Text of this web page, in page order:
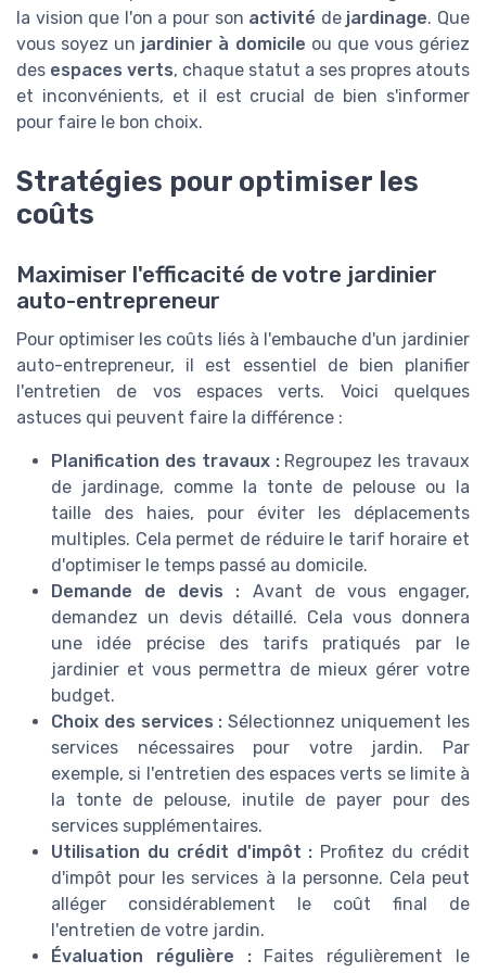
la vision que l'on a pour son activité de jardinage. Que
vous soyez un jardinier à domicile ou que vous gériez
des espaces verts, chaque statut a ses propres atouts
et inconvénients, et il est crucial de bien s'informer
pour faire le bon choix.
Stratégies pour optimiser les
coûts
Maximiser l'efficacité de votre jardinier
auto-entrepreneur
Pour optimiser les coûts liés à l'embauche d'un jardinier
auto-entrepreneur, il est essentiel de bien planifier
l'entretien de vos espaces verts. Voici quelques
astuces qui peuvent faire la différence :
Planification des travaux :Regroupez les travaux
de jardinage, comme la tonte de pelouse ou la
taille des haies, pour éviter les déplacements
multiples. Cela permet de réduire le tarif horaire et
d'optimiser le temps passé au domicile.
Demande de devis : Avant de vous engager,
demandez un devis détaillé. Cela vous donnera
une idée précise des tarifs pratiqués par le
jardinier et vous permettra de mieux gérer votre
budget.
Choix des services : Sélectionnez uniquement les
services nécessaires pour votre jardin. Par
exemple, si l'entretien des espaces verts se limite à
la tonte de pelouse, inutile de payer pour des
services supplémentaires.
Utilisation du crédit d'impôt : Profitez du crédit
d'impôt pour les services à la personne. Cela peut
alléger considérablement le coût final de
l'entretien de votre jardin.
Évaluation régulière :Faites régulièrement le